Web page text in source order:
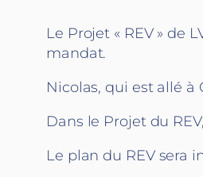
Le Projet « REV » de
mandat.
Nicolas, qui est allé
Dans le Projet du
Le plan du REV sera